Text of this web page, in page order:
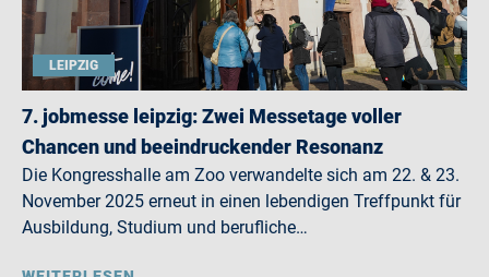
LEIPZIG
7. jobmesse leipzig: Zwei Messetage voller
Chancen und beeindruckender Resonanz
Die Kongresshalle am Zoo verwandelte sich am 22. & 23.
November 2025 erneut in einen lebendigen Treffpunkt für
Ausbildung, Studium und berufliche…